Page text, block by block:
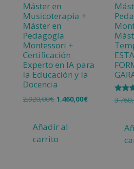
Máster en
Musicoterapia +
Máster en
Pedagogía
Montessori +
Certificación
Experto en IA para
la Educación y la
Docencia
2.920,00€ 1.460,00€
Añadir al
carrito
con